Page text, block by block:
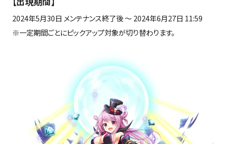
2024年5月30日 メンテナンス終了後 ～2024年6月27日 11:59
※一定期間ごとにピックアップ対象が切り替わります。